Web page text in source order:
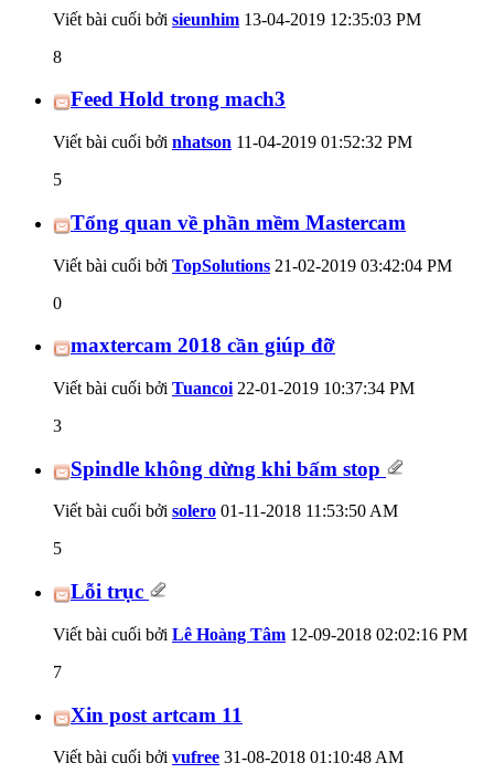
Viết bài cuối bởi sieunhim 13-04-2019 12:35:03 PM
8
Feed Hold trong mach3
Viết bài cuối bởi nhatson 11-04-2019 01:52:32 PM
5
Tổng quan về phần mềm Mastercam
Viết bài cuối bởi TopSolutions 21-02-2019 03:42:04 PM
0
maxtercam 2018 cần giúp đỡ
Viết bài cuối bởi Tuancoi 22-01-2019 10:37:34 PM
3
Spindle không dừng khi bấm stop
Viết bài cuối bởi solero 01-11-2018 11:53:50 AM
5
Lỗi trục
Viết bài cuối bởi Lê Hoàng Tâm 12-09-2018 02:02:16 PM
7
Xin post artcam 11
Viết bài cuối bởi vufree 31-08-2018 01:10:48 AM